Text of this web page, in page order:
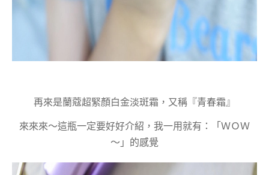
再來是蘭蔻超緊顏白金淡斑霜，又稱『青春霜』
來來來～這瓶一定要好好介紹，我一用就有：「ＷＯＷ
～」的感覺